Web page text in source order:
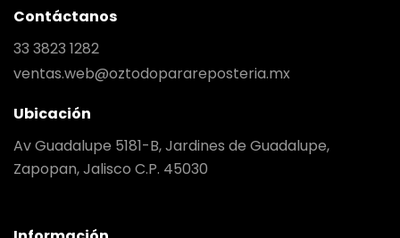
Contáctanos
33 3823 1282
ventas.web@oztodoparareposteria.mx
Ubicación
Av Guadalupe 5181-B, Jardines de Guadalupe,
Zapopan, Jalisco C.P. 45030